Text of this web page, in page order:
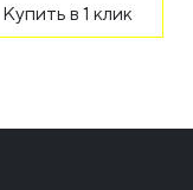
Купить в 1 клик